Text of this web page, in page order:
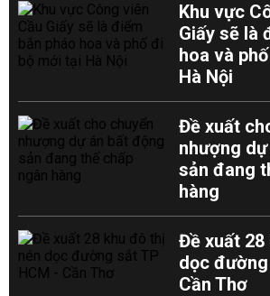
Khu vực
Giấy sẽ là
hoa và
Hà Nội
Đề xuất
nhượng
sản đang
hàng
Đề xuất
dọc
Cần Thơ